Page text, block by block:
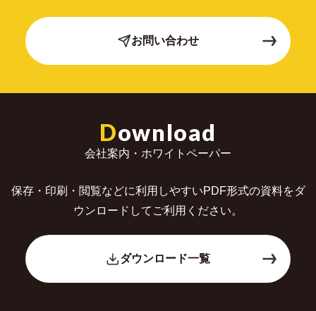
お問い合わせ
Download
会社案内・ホワイトペーパー
保存・印刷・閲覧などに利用しやすいPDF形式の資料をダ
ウンロードしてご利用ください。
ダウンロード一覧